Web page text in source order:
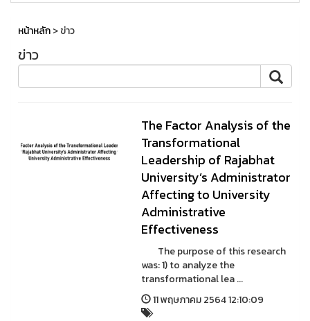
หน้าหลัก> ข่าว
ข่าว
The Factor Analysis of the
Transformational
Leadership of Rajabhat
University’s Administrator
Affecting to University
Administrative
Effectiveness
The purpose of this research
was: 1) to analyze the
transformational lea ...
11 พฤษภาคม 2564 12:10:09